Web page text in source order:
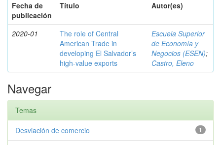
Fecha de
publicación
Título Autor(es)
2020-01
The role of Central
American Trade in
developing El Salvador’s
high-value exports
Escuela Superior
de Economía y
Negocios (ESEN);
Castro, Eleno
Navegar
Temas
1
Desviación de comercio